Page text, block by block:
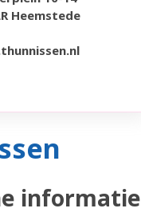
Heemstede
informatie